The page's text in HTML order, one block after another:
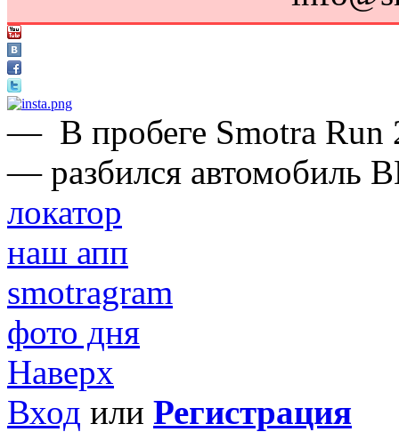
— В пробеге Smotra
— разбился автомобиль
локатор
наш апп
smotragram
фото дня
Наверх
Вход или Регистрация